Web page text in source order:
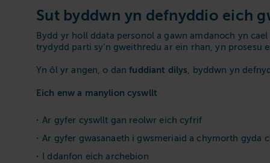
Sut byddwn yn defnyddio eich
Bydd yr holl ddata personol a gawn amdanoch yn
trydydd parti sy’n gweithredu ar ein rhan, yn prosesu
Yn ôl yr angen, o danfuddiant dilys , byddwn yn
Eich enw a manylion cyswllt
Ar gyfer cyswllt gan reolwr eich cyfrif
Ar gyfer gwasanaeth i gwsmeriaid a chymorth gyda
I ddanfon eich archebion